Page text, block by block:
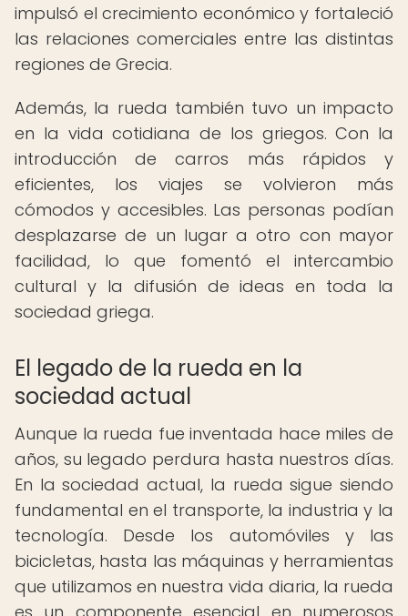
impulsó el crecimiento económico y fortaleció
las relaciones comerciales entre las distintas
regiones de Grecia.
Además, la rueda también tuvo un impacto
en la vida cotidiana de los griegos. Con la
introducción de carros más rápidos y
eficientes, los viajes se volvieron más
cómodos y accesibles. Las personas podían
desplazarse de un lugar a otro con mayor
facilidad, lo que fomentó el intercambio
cultural y la difusión de ideas en toda la
sociedad griega.
El legado de la rueda en la
sociedad actual
Aunque la rueda fue inventada hace miles de
años, su legado perdura hasta nuestros días.
En la sociedad actual, la rueda sigue siendo
fundamental en el transporte, la industria y la
tecnología. Desde los automóviles y las
bicicletas, hasta las máquinas y herramientas
que utilizamos en nuestra vida diaria, la rueda